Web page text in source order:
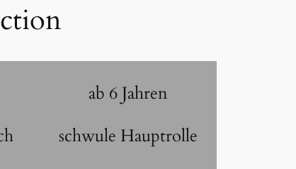
ab 6 Jahren
schwule Hauptrolle